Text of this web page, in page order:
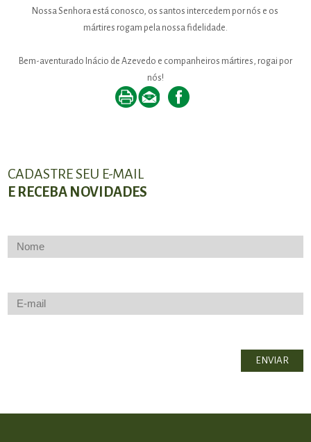
Nossa Senhora está conosco, os santos intercedem por nós e os
mártires rogam pela nossa fidelidade.
Bem-aventurado Inácio de Azevedo e companheiros mártires, rogai por
nós!
CADASTRE SEU E-MAIL
E RECEBA NOVIDADES